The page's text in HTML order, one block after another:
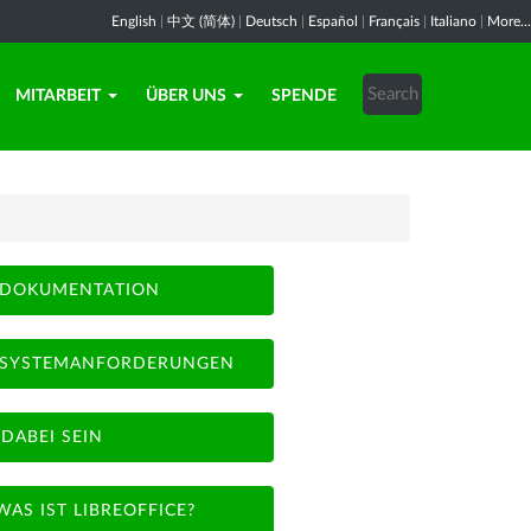
English 中文 (简体) Deutsch Español Français Italiano More...
MITARBEIT ÜBER UNS SPENDE
DOKUMENTATION
SYSTEMANFORDERUNGEN
DABEI SEIN
IST LIBREOFFICE?